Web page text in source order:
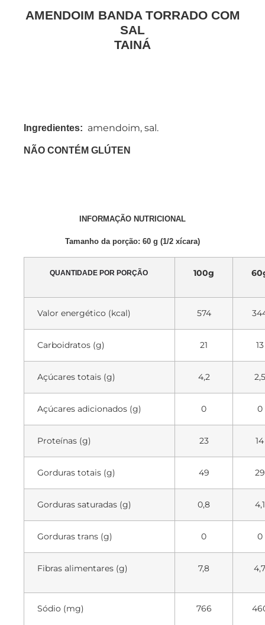
AMENDOIM BANDA TORRADO COM
SAL
TAINÁ
Ingredientes: amendoim, sal.
NÃO CONTÉM GLÚTEN
INFORMAÇÃO NUTRICIONAL
Tamanho da porção: 60 g (1/2 xícara)
QUANTIDADE POR PORÇÃO 100g
Valor energético (kcal) 574
Carboidratos (g) 21 13
Açúcares totais (g) 4,2 2,5
Açúcares adicionados (g) 0 0
Proteínas (g) 23 14
Gorduras totais (g) 49 29
Gorduras saturadas (g) 0,8 4,1
Gorduras trans (g) 0 0
Fibras alimentares (g) 7,8 4,7
Sódio (mg) 766